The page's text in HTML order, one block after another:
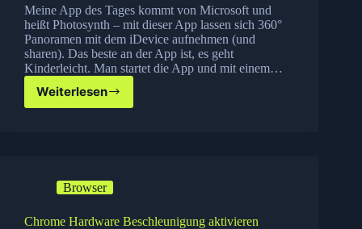
Meine App des Tages kommt von Microsoft und
heißt Photosynth – mit dieser App lassen sich 360°
Panoramen mit dem iDevice aufnehmen (und
sharen). Das beste an der App ist, es geht
Kinderleicht. Man startet die App und mit einem…
Weiterlesen
Microsoft
Photosynth–
Browser
Chrome Hardware Beschleunigung aktivieren